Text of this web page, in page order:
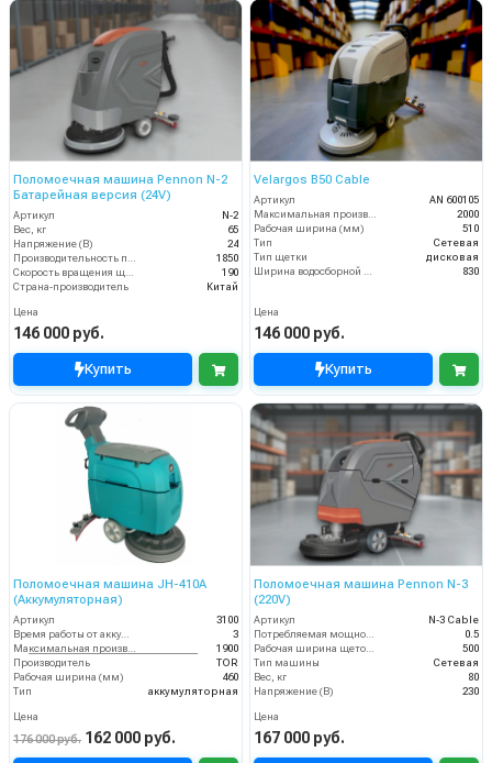
Поломоечная машина Pennon N-2
Батарейная версия (24V)
Артикул
N-2
Вес, кг
65
Напряжение (В)
24
Производительность по площади (м2/ч)
1850
Скорость вращения щётки (об/мин)
190
Страна-производитель
Китай
Цена
146 000 руб.
Купить
Velargos B50 Cable
Артикул
AN 600105
Максимальная производительность (кв.м/час)
2000
Рабочая ширина (мм)
510
Тип
Сетевая
Тип щетки
дисковая
Ширина водосборной рейки
830
Цена
146 000 руб.
Купить
Поломоечная машина JH-410A
(Аккумуляторная)
Артикул
3100
Время работы от аккумуляторов (ч)
3
1900
Производитель
TOR
Рабочая ширина (мм)
460
Тип
аккумуляторная
Цена
176 000 руб. 162 000 руб.
Поломоечная машина Pennon N-3
(220V)
Артикул
N-3 Cable
0.5
500
Тип машины
Сетевая
Вес, кг
80
Напряжение (В)
230
Цена
167 000 руб.